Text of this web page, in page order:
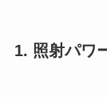
1. 照射パワ